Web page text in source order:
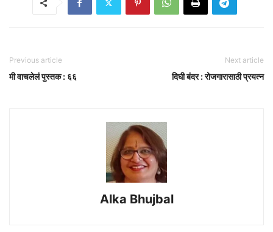
Previous article
मी वाचलेलं पुस्तक : ६६
Next article
दिघी बंदर : रोजगारासाठी प्रयत्न
Alka Bhujbal